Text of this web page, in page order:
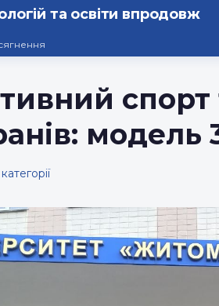
та освіти впродовж
спорт
модель